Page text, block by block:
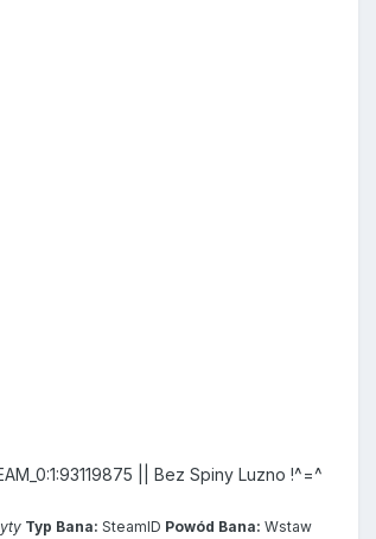
|| Bez Spiny Luzno !^=^
Typ Bana: SteamID Powód Bana: Wstaw